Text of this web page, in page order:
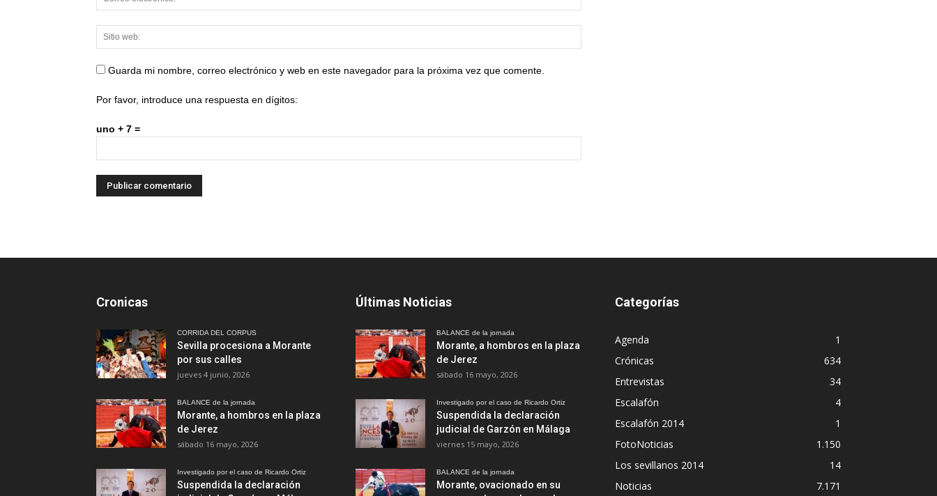
Guarda mi nombre, correo electrónico y web en este navegador para la próxima vez que comente.
Por favor, introduce una respuesta en dígitos:
uno + 7 =
Cronicas
CORRIDA DEL CORPUS
Sevilla procesiona a Morante
por sus calles
jueves 4 junio, 2026
BALANCE de la jornada
Morante, a hombros en la plaza
de Jerez
sábado 16 mayo, 2026
Investigado por el caso de Ricardo Ortiz
Suspendida la declaración
Últimas Noticias
BALANCE de la jornada
Morante, a hombros en la plaza
de Jerez
sábado 16 mayo, 2026
Investigado por el caso de Ricardo Ortiz
Suspendida la declaración
judicial de Garzón en Málaga
viernes 15 mayo, 2026
BALANCE de la jornada
Morante, ovacionado en su
Categorías
Agenda
1
Crónicas
634
Entrevistas
34
Escalafón
4
Escalafón 2014
1
FotoNoticias
1.150
Los sevillanos 2014
14
Noticias
7.171